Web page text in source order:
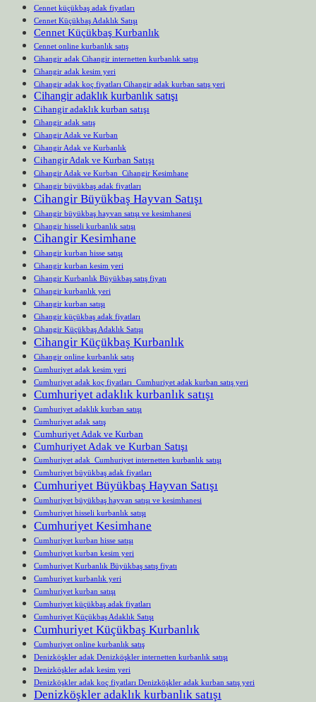
Cennet küçükbaş adak fiyatları
Cennet Küçükbaş Adaklık Satışı
Cennet Küçükbaş Kurbanlık
Cennet online kurbanlık satış
Cihangir adak Cihangir internetten kurbanlık satışı
Cihangir adak kesim yeri
Cihangir adak koç fiyatları Cihangir adak kurban satış yeri
Cihangir adaklık kurbanlık satışı
Cihangir adaklık kurban satışı
Cihangir adak satış
Cihangir Adak ve Kurban
Cihangir Adak ve Kurbanlık
Cihangir Adak ve Kurban Satışı
Cihangir Adak ve Kurban Cihangir Kesimhane
Cihangir büyükbaş adak fiyatları
Cihangir Büyükbaş Hayvan Satışı
Cihangir büyükbaş hayvan satışı ve kesimhanesi
Cihangir hisseli kurbanlık satışı
Cihangir Kesimhane
Cihangir kurban hisse satışı
Cihangir kurban kesim yeri
Cihangir Kurbanlık Büyükbaş satış fiyatı
Cihangir kurbanlık yeri
Cihangir kurban satışı
Cihangir küçükbaş adak fiyatları
Cihangir Küçükbaş Adaklık Satışı
Cihangir Küçükbaş Kurbanlık
Cihangir online kurbanlık satış
Cumhuriyet adak kesim yeri
Cumhuriyet adak koç fiyatları Cumhuriyet adak kurban satış yeri
Cumhuriyet adaklık kurbanlık satışı
Cumhuriyet adaklık kurban satışı
Cumhuriyet adak satış
Cumhuriyet Adak ve Kurban
Cumhuriyet Adak ve Kurban Satışı
Cumhuriyet adak Cumhuriyet internetten kurbanlık satışı
Cumhuriyet büyükbaş adak fiyatları
Cumhuriyet Büyükbaş Hayvan Satışı
Cumhuriyet büyükbaş hayvan satışı ve kesimhanesi
Cumhuriyet hisseli kurbanlık satışı
Cumhuriyet Kesimhane
Cumhuriyet kurban hisse satışı
Cumhuriyet kurban kesim yeri
Cumhuriyet Kurbanlık Büyükbaş satış fiyatı
Cumhuriyet kurbanlık yeri
Cumhuriyet kurban satışı
Cumhuriyet küçükbaş adak fiyatları
Cumhuriyet Küçükbaş Adaklık Satışı
Cumhuriyet Küçükbaş Kurbanlık
Cumhuriyet online kurbanlık satış
Denizköşkler adak Denizköşkler internetten kurbanlık satışı
Denizköşkler adak kesim yeri
Denizköşkler adak koç fiyatları Denizköşkler adak kurban satış yeri
Denizköşkler adaklık kurbanlık satışı